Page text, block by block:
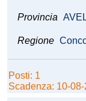
Provincia
Regione
Posti: 1
Scadenza: 10-